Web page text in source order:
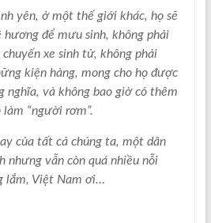
yên, ở một thế giới khác, họ sẽ
để mưu sinh, không phải
xe sinh tử, không phải
kiện hàng, mong cho họ được
nghĩa, và không bao giờ có thêm
“người rơm”.
của tất cả chúng ta, một dân
nhưng vẫn còn quá nhiều nỗi
lắm, Việt Nam ơi…